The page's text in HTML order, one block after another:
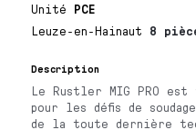
Unité PCE
Leuze-en-Hainaut 8
Description
Le Rustler MIG PRO
pour les défis de
de la toute dernière